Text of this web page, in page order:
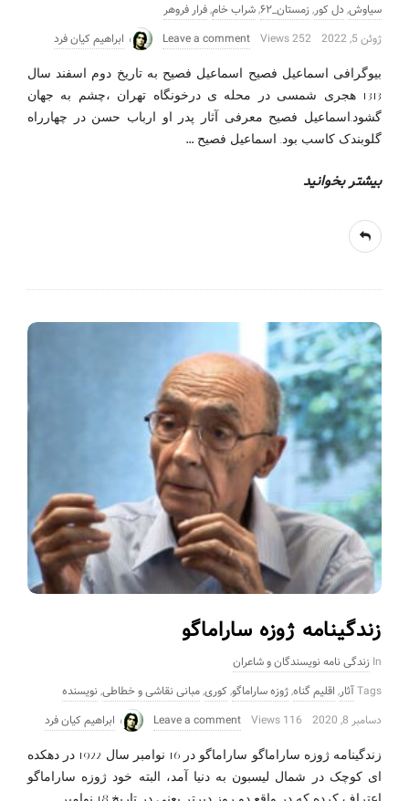
سیاوش,دل کور,زمستان_۶۲ ,شراب خام,فرار فروهر
ژوئن 5, 2022
252 Views
Leave a comment ابراهیم کیان فرد
بیوگرافی اسماعیل فصیح اسماعیل فصیح به تاریخ دوم اسفند سال
1313 هجری شمسی در محله ی درخونگاه تهران ،چشم به جهان
گشود.اسماعیل فصیح معرفی آثار پدر او ارباب حسن در چهارراه
گلوبندک کاسب بود. اسماعیل فصیح …
بیشتر بخوانید
زندگینامه ژوزه ساراماگو
In زندگی نامه نویسندگان و شاعران
Tagsآثار, اقلیم گناه,ژوزه ساراماگو, کوری,مبانی نقاشی و خطاطی,نویسنده
دسامبر 8, 2020
116 Views
Leave a comment ابراهیم کیان فرد
زندگینامه ژوزه ساراماگو ساراماگو در 16 نوامبر سال 1922 در دهکده
ای کوچک در شمال لیسبون به دنیا آمد، البته خود ژوزه ساراماگو